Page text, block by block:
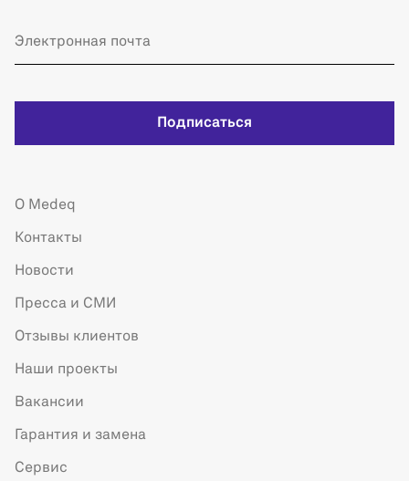
Подписаться
О Medeq
Контакты
Новости
Пресса и СМИ
Отзывы клиентов
Наши проекты
Вакансии
Гарантия и замена
Сервис